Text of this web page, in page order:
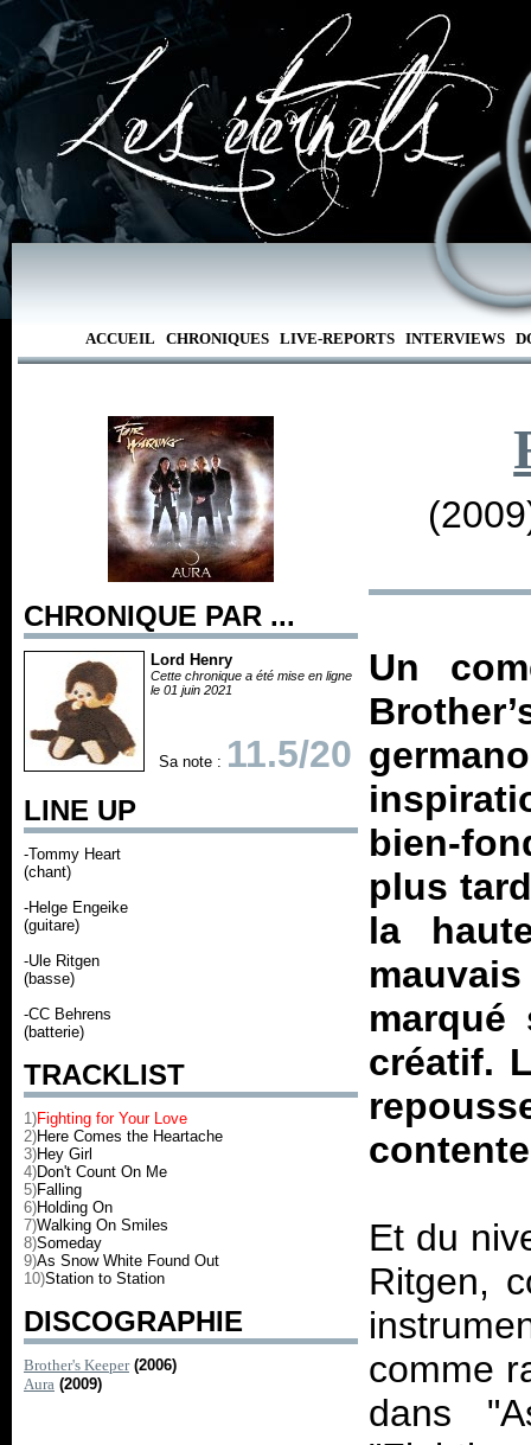
ACCUEIL CHRONIQUES LIVE-REPORTS INTERVIEWS
CHRONIQUE PAR ...
Lord Henry
Cette chronique a été mise en ligne
le 01 juin 2021
Sa note : 11.5/20
LINE UP
-Tommy Heart
(chant)
-Helge Engeike
(guitare)
-Ule Ritgen
(basse)
-CC Behrens
(batterie)
TRACKLIST
1)Fighting for Your Love
2)Here Comes the Heartache
3)Hey Girl
4)Don't Count On Me
5)Falling
6)Holding On
7)Walking On Smiles
8)Someday
9)As Snow White Found Out
10)Station to Station
DISCOGRAPHIE
Brother's Keeper (2006)
Aura (2009)
Un
bien-
plus
la
créatif.
Et du
Ritgen,
comme
dans